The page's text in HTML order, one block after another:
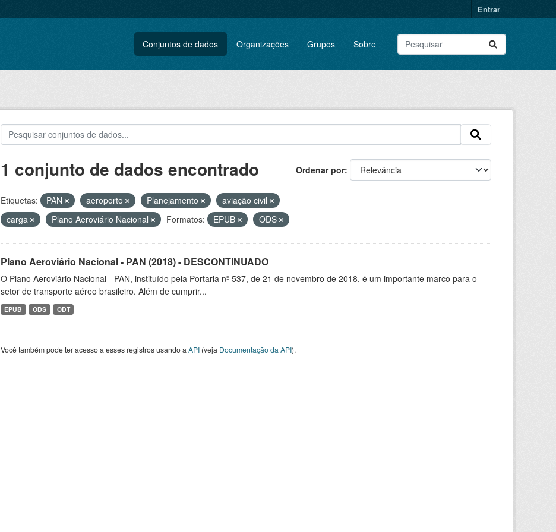
Entrar
Conjuntos de dados Organizações Grupos Sobre
Ordenar por
1 conjunto de dados encontrado
Etiquetas: PAN aeroporto Planejamento
aviação civil
carga
Plano Aeroviário Nacional Formatos: EPUB ODS
Plano Aeroviário Nacional - PAN (2018) - DESCONTINUADO
O Plano Aeroviário Nacional - PAN, instituído pela Portaria nº 537, de 21 de novembro de 2018, é um importante marco para o
setor de transporte aéreo brasileiro. Além de cumprir...
EPUB ODS ODT
Você também pode ter acesso a esses registros usando a API(veja Documentação da API).